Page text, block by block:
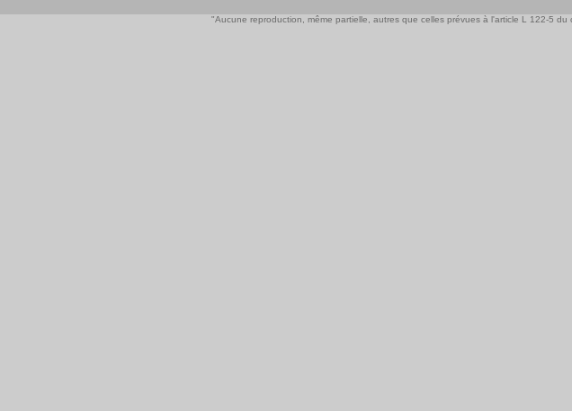
"Aucune reproduction, même partielle, autres que celles prévues à l'article L 122-5